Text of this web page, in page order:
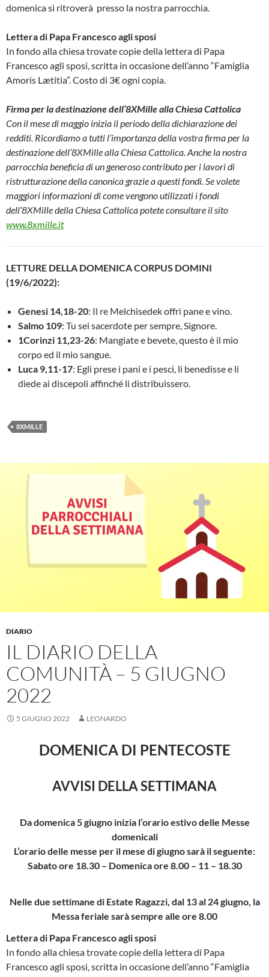
domenica si ritroverà presso la nostra parrocchia.
Lettera di Papa Francesco agli sposi
In fondo alla chiesa trovate copie della lettera di Papa
Francesco agli sposi, scritta in occasione dell’anno “Famiglia
Amoris Lætitia”. Costo di 3€ ogni copia.
Firma per la destinazione dell’8XMille alla Chiesa Cattolica
Con il mese di maggio inizia il periodo della dichiarazione dei
redditi. Ricordiamo a tutti l’importanza della vostra firma per la
destinazione dell’8XMille alla Chiesa Cattolica. Anche la nostra
parrocchia beneficia di un generoso contributo per i lavori di
ristrutturazione della canonica grazie a questi fondi. Se volete
maggiori informazioni di come vengono utilizzati i fondi
dell’8XMille della Chiesa Cattolica potete consultare il sito
www.8xmille.it
LETTURE DELLA DOMENICA CORPUS DOMINI
(19/6/2022):
Genesi 14,18-20: Il re Melchisedek offrì pane e vino.
Salmo 109: Tu sei sacerdote per sempre, Signore.
1Corinzi 11,23-26: Mangiate e bevete, questo è il mio
corpo ed il mio sangue.
Luca 9,11-17: Egli prese i pani e i pesci, li benedisse e li
diede ai discepoli affinché li distribuissero.
8XMILLE
DIARIO
IL DIARIO DELLA
COMUNITÀ – 5 GIUGNO
2022
5 GIUGNO 2022 LEONARDO
DOMENICA DI PENTECOSTE
AVVISI DELLA SETTIMANA
Da domenica 5 giugno inizia l’orario estivo delle Messe
domenicali
L’orario delle messe per il mese di giugno sarà il seguente:
Sabato ore 18.30 – Domenica ore 8.00 – 11 – 18.30
Nelle due settimane di Estate Ragazzi, dal 13 al 24 giugno, la
Messa feriale sarà sempre alle ore 8.00
Lettera di Papa Francesco agli sposi
In fondo alla chiesa trovate copie della lettera di Papa
Francesco agli sposi, scritta in occasione dell’anno “Famiglia